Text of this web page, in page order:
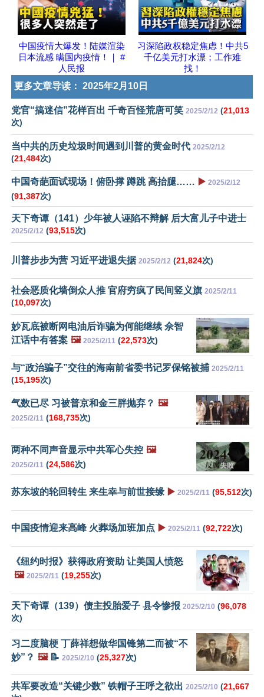
中国疫情大爆发！陆媒渲染
日本流感 瞒国内疫情！｜ #
人民报
习深陷政权稳定焦虑！中共5
千亿美元打水漂；工作难
找！
更多文章导读： 2025年2月10日
党官“搞迷信”花样百出 千奇百怪荒唐可笑 2025/2/12 (21,013
次)
当中共的历史垃圾时间遇到川普的黄金时代 2025/2/12
(21,484次)
中国奇葩面试现场！俯卧撑 蹲跳 高抬腿…… ▶️ 2025/2/12
(91,387次)
天下奇谭（141）少年被人诬陷不辩解 后大富儿子中进士
2025/2/12 (93,515次)
川普步步为营 习近平进退失据 2025/2/12 (21,824次)
社会恶质化墙倒众人推 官府穷疯了民间竖义旗 2025/2/11
(10,097次)
妙瓦底被断网电油后诈骗为何能继续 佘智
江话中有答案 🖼️ 2025/2/11 (22,573次)
与“政治骗子”交往的海南前省委书记罗保铭被捕 2025/2/11
(15,195次)
气数已尽 习被普京和金三胖抛弃？ 🖼️
2025/2/11 (168,735次)
两种不同声音显示中共军心失控 🖼️
2025/2/11 (24,586次)
苏东坡的轮回转生 来生幸与前世接缘 ▶️ 2025/2/11 (95,512次)
中国疫情迎来高峰 火葬场加班加点 ▶️ 2025/2/11 (92,722次)
《纽约时报》获得政府资助 让美国人愤怒
🖼️ 2025/2/11 (19,255次)
天下奇谭（139）债主投胎爱子 县令惨报 2025/2/10 (96,078
次)
习二度脑梗 丁薛祥想做华国锋第二而被“不
妙”？ 🖼️📝 2025/2/10 (25,327次)
共军要改造“关键少数” 铁帽子王呼之欲出 2025/2/10 (21,667